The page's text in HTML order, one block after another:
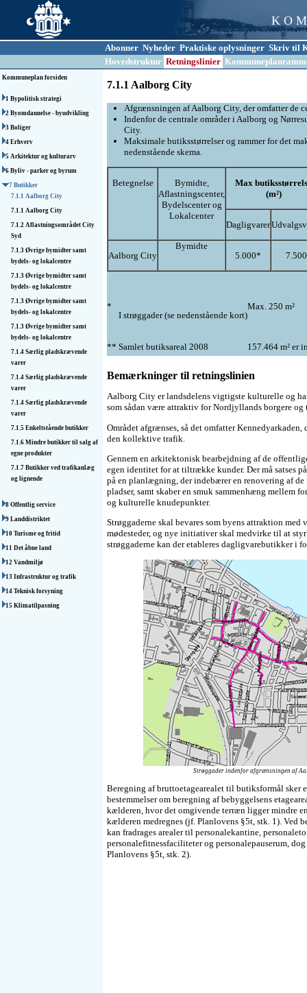
K O
Abonner Nyheder Praktiske oplysninger Skriv til
Hovedstruktur Retningslinier
Kommuneplan forsiden
1 Bypolitisk strategi
2 Byomdannelse - byudvikling
3 Boliger
4 Erhverv
5 Arkitektur og kulturarv
6 Byliv - parker og byrum
7 Butikker
7.1.1 Aalborg City
7.1.1 Aalborg City
7.1.2 Aflastnings­området City
Syd
7.1.3 Øvrige bymidter samt
bydels- og lokalcentre
7.1.3 Øvrige bymidter samt
bydels- og lokalcentre
7.1.3 Øvrige bymidter samt
bydels- og lokalcentre
7.1.3 Øvrige bymidter samt
bydels- og lokalcentre
7.1.4 Særlig pladskrævende
varer
7.1.4 Særlig pladskrævende
varer
7.1.4 Særlig pladskrævende
varer
7.1.5 Enkeltstående butikker
7.1.6 Mindre butikker til salg af
egne produkter
7.1.7 Butikker ved trafikanlæg
og lignende
8 Offentlig service
9 Landdistriktet
10 Turisme og fritid
11 Det åbne land
12 Vandmiljø
13 Infrastruktur og trafik
14 Teknisk forsyning
15 Klimatilpasning
7.1.1 Aalborg City
Afgrænsningen af Aalborg City, der omfatter de
Indenfor de centrale områder i Aalborg og
City.
Maksimale butiksstørrelser og rammer for det
nedenstående skema.
Betegnelse
Bymidte,
Aflastningscenter,
Bydelscenter og
Lokalcenter
Max
(m²)
Dagligvarer
Aalborg City
Bymidte
5.000*
7.500
*
I strøggader (se nedenstående kort)
Max. 250 m²
** Samlet butiksareal 2008 157.464 m² er
Bemærkninger til retningslinien
Aalborg City er landsdelens vigtigste kulturelle og
som sådan være attraktiv for Nordjyllands borgere og
Området afgrænses, så det omfatter
den kollektive trafik.
Gennem en arkitektonisk bearbejdning af de
egen identitet for at tiltrække kunder. Der må satses
på en planlægning, der indebærer en renovering af de
pladser, samt skaber en smuk sammenhæng mellem
og kulturelle knudepunkter.
Strøggaderne skal bevares som byens attraktion med
mødesteder, og nye initiativer skal medvirke til at
strøggaderne kan der etableres dagligvarebutikker i
Strøggader indenfor afgrænsningen af
Beregning af bruttoetagearealet til butiksformål sker
bestemmelser om beregning af bebyggelsens
kælderen, hvor det omgivende terræn ligger mindre
kælderen medregnes (jf. Planlovens §5t, stk. 1). Ved
kan fradrages arealer til personalekantine,
personalefitnessfaciliteter og personalepauserum,
Planlovens §5t, stk. 2).